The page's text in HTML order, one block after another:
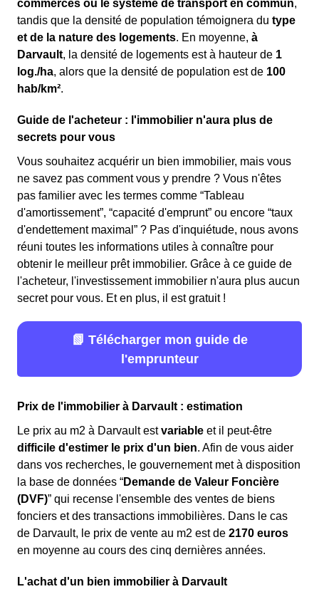
commerces ou le système de transport en commun,
tandis que la densité de population témoignera du type
et de la nature des logements. En moyenne, à
Darvault, la densité de logements est à hauteur de 1
log./ha, alors que la densité de population est de 100
hab/km².
Guide de l'acheteur : l'immobilier n'aura plus de
secrets pour vous
Vous souhaitez acquérir un bien immobilier, mais vous
ne savez pas comment vous y prendre ? Vous n'êtes
pas familier avec les termes comme “Tableau
d'amortissement”, “capacité d'emprunt” ou encore “taux
d'endettement maximal” ? Pas d'inquiétude, nous avons
réuni toutes les informations utiles à connaître pour
obtenir le meilleur prêt immobilier. Grâce à ce guide de
l'acheteur, l'investissement immobilier n'aura plus aucun
secret pour vous. Et en plus, il est gratuit !
📗 Télécharger mon guide de
l'emprunteur
Prix de l'immobilier à Darvault : estimation
Le prix au m2 à Darvault estvariable et il peut-être
difficile d'estimer le prix d'un bien. Afin de vous aider
dans vos recherches, le gouvernement met à disposition
la base de données “Demande de Valeur Foncière
(DVF)” qui recense l'ensemble des ventes de biens
fonciers et des transactions immobilières. Dans le cas
de Darvault, le prix de vente au m2 est de 2170 euros
en moyenne au cours des cinq dernières années.
L'achat d'un bien immobilier à Darvault